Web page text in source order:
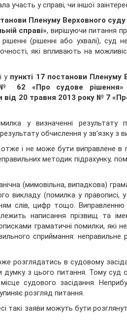
у справі, чи іншої
Пленуму Верховного
справі», вирішуючи питання
(рішенні або ухвалі), суд
які впливають на
у пункті 17 постанови Пленуму
62 «Про судове рішення»
від 20 травня 2013 року № 7
у визначенні результату
обчислення у зв’язку з
і не може бути виправлене в
методик підрахунку,
(мимовільна, випадкова)
викладу (помилка у
слів, цифр тощо.
написання прізвищ та
граматичні помилки, які
сприймання: неправильне
розглядатись в судовому
думку з цього питання. Тому суд
судового засідання.
розгляд питання.
такі заяви можуть бути